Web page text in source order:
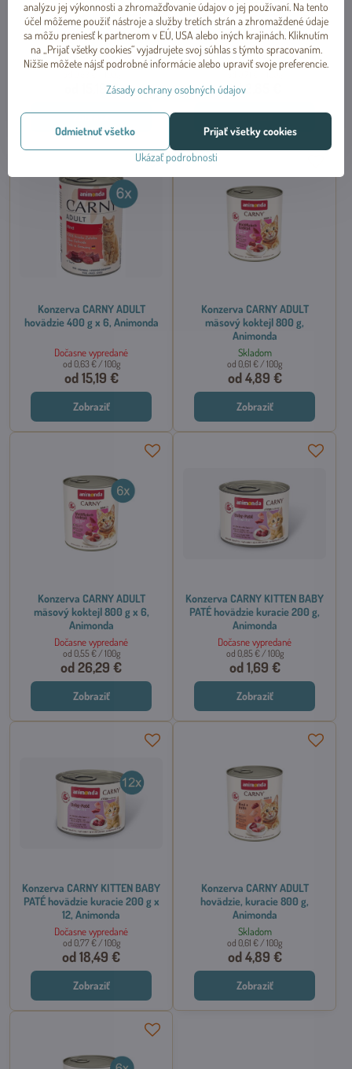
Konzerva CARNY ADULT kura,
morka, králik 400 g x 6,
Animonda
Dočasne vypredané
od 15,19 €
od 0,63 € / 100g
Zobraziť
Konzerva CARNY ADULT
hovädzie 400 g, Animonda
Dočasne vypredané
od 2,85 €
od 0,71 € / 100g
Zobraziť
Konzerva CARNY ADULT
hovädzie 400 g x 6, Animonda
Dočasne vypredané
od 15,19 €
od 0,63 € / 100g
Zobraziť
Konzerva CARNY ADULT
mäsový koktejl 800 g,
Animonda
Skladom
od 4,89 €
od 0,61 € / 100g
Zobraziť
Konzerva CARNY ADULT
mäsový koktejl 800 g x 6,
Animonda
Dočasne vypredané
od 26,29 €
od 0,55 €/ 100g
Zobraziť
Konzerva CARNY KITTEN BABY
PATÉ hovädzie kuracie 200 g,
Animonda
Dočasne vypredané
od 1,69 €
od 0,85 €/ 100g
Zobraziť
Konzerva CARNY KITTEN BABY
PATÉ hovädzie kuracie 200 g x
12, Animonda
Dočasne vypredané
od 18,49 €
od 0,77 €/ 100g
Zobraziť
Konzerva CARNY ADULT
hovädzie, kuracie 800 g,
Animonda
Skladom
od 4,89 €
od 0,61 €/ 100g
Zobraziť
analýzu jej výkonnosti a zhromažďovanie údajov o jej používaní. Na tento
účel môžeme použiť nástroje a služby tretích strán a zhromaždené údaje
sa môžu preniesť k partnerom v EÚ, USA alebo iných krajinách. Kliknutím
na „Prijať všetky cookies“ vyjadrujete svoj súhlas s týmto spracovaním.
Nižšie môžete nájsť podrobné informácie alebo upraviť svoje preferencie.
Zásady ochrany osobných údajov
Ukázať podrobnosti
Prijať všetky cookies
Odmietnuť všetko